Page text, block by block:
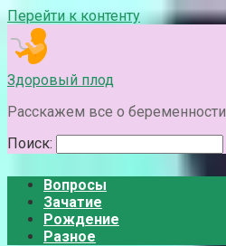
Перейти к контенту
Здоровый плод
Расскажем все о беременности
Поиск:
Вопросы
Зачатие
Рождение
Разное